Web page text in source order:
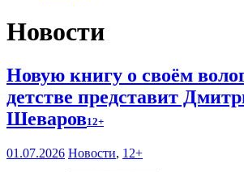
Новости
Новую книгу о своём
детстве представит
Шеваров12+
01.07.2026 Новости, 12+